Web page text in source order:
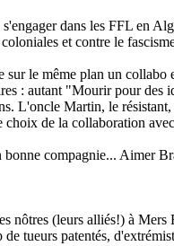
dans les FFL en
et contre le
le même plan un collabo
: autant "Mourir pour des
L'oncle Martin, le
de la collaboration
compagnie... Aimer
nôtres (leurs alliés!) à
tueurs patentés,